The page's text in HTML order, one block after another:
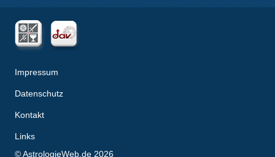
Impressum
Datenschutz
Kontakt
Links
© AstrologieWeb.de 2026